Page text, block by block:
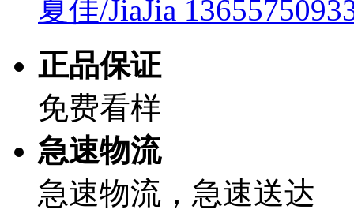
夏佳/JiaJia
正品保证
免费看样
急速物流
急速物流，急速送达